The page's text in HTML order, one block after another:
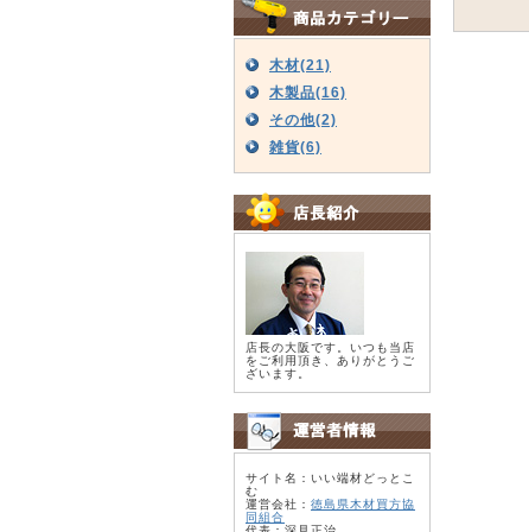
木材(21)
木製品(16)
その他(2)
雑貨(6)
店長の大阪です。いつも当店
をご利用頂き、ありがとうご
ざいます。
サイト名：いい端材どっとこ
む
運営会社： 徳島県木材買方協
同組合